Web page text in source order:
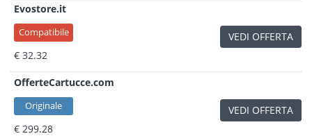
Evostore.it
Compatibile
€ 32.32
VEDI OFFERTA
OfferteCartucce.com
Originale
€ 299.28
VEDI OFFERTA